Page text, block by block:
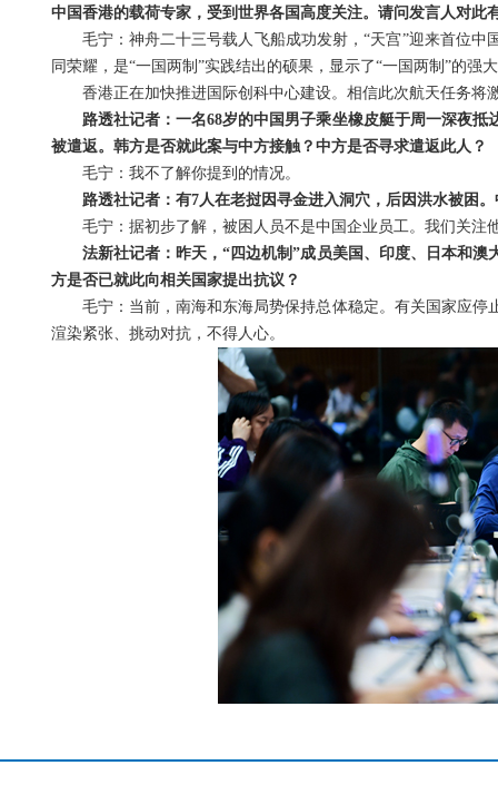
中国香港的载荷专家，受到世界各国高度关注。请问发言人对此
毛宁：神舟二十三号载人飞船成功发射，“天宫”迎来首位
同荣耀，是“一国两制”实践结出的硕果，显示了“一国两制”的强
香港正在加快推进国际创科中心建设。相信此次航天任务将
路透社记者：一名68岁的中国男子乘坐橡皮艇于周一深夜
被遣返。韩方是否就此案与中方接触？中方是否寻求遣返此人？
毛宁：我不了解你提到的情况。
路透社记者：有7人在老挝因寻金进入洞穴，后因洪水被困
毛宁：据初步了解，被困人员不是中国企业员工。我们关注
法新社记者：昨天，“四边机制”成员美国、印度、日本和
方是否已就此向相关国家提出抗议？
毛宁：当前，南海和东海局势保持总体稳定。有关国家应
渲染紧张、挑动对抗，不得人心。